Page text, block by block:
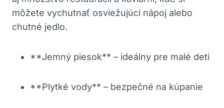
môžete vychutnať osviežujúci nápoj alebo
chutné jedlo.
**Jemný piesok** – ideálny pre malé deti
**Plytké vody** – bezpečné na kúpanie